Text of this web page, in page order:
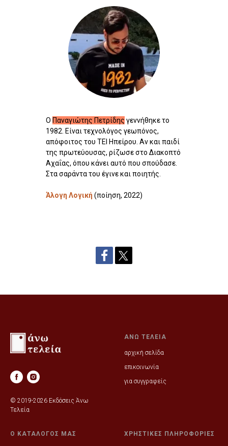
Ο Παναγιώτης Πετρίδης γεννήθηκε το
1982. Είναι τεχνολόγος γεωπόνος,
απόφοιτος του ΤΕΙ Ηπείρου. Αν και παιδί
της πρωτεύουσας, ρίζωσε στο Διακοπτό
Αχαΐας, όπου κάνει αυτό που σπούδασε.
Στα σαράντα του έγινε και ποιητής.
Άλογη Λογική (ποίηση, 2022)
© 2019-2026 Εκδόσεις Άνω
Τελεία
ΑΝΩ ΤΕΛΕΙΑ
αρχική σελίδα
επικοινωνία
για συγγραφείς
Ο ΚΑΤΑΛΟΓΟΣ ΜΑΣ ΧΡΗΣΤΙΚΕΣ ΠΛΗΡΟΦΟΡΙΕΣ